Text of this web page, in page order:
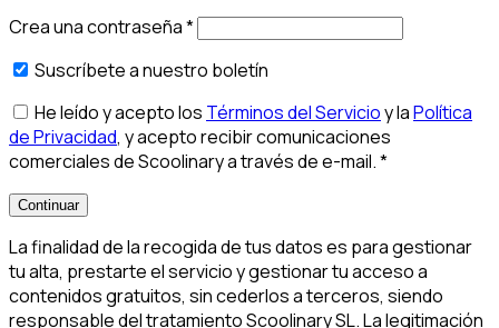
Crea una contraseña*
Suscríbete a nuestro boletín
He leído y acepto los Términos del Servicioy laPolítica
de Privacidad, y acepto recibir comunicaciones
comerciales de Scoolinary a través de e-mail.*
Continuar
La finalidad de la recogida de tus datos es para gestionar
tu alta, prestarte el servicio y gestionar tu acceso a
contenidos gratuitos, sin cederlos a terceros, siendo
responsable del tratamiento Scoolinary SL. La legitimación